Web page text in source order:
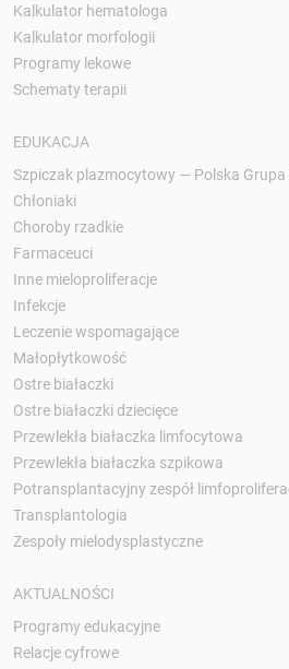
Kalkulator hematologa
Kalkulator morfologii
Programy lekowe
Schematy terapii
EDUKACJA
Szpiczak plazmocytowy — Polska Grupa
Chłoniaki
Choroby rzadkie
Farmaceuci
Inne mieloproliferacje
Infekcje
Leczenie wspomagające
Małopłytkowość
Ostre białaczki
Ostre białaczki dziecięce
Przewlekła białaczka limfocytowa
Przewlekła białaczka szpikowa
Potransplantacyjny zespół
Transplantologia
Zespoły mielodysplastyczne
AKTUALNOŚCI
Programy edukacyjne
Relacje cyfrowe